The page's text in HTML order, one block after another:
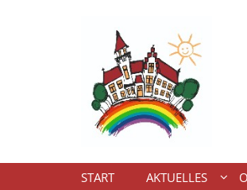
START AKTUELLES